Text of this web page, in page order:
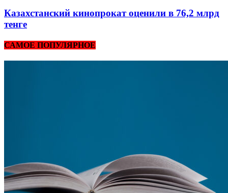
Казахстанский кинопрокат оценили в 76,2 млрд
тенге
САМОЕ ПОПУЛЯРНОЕ